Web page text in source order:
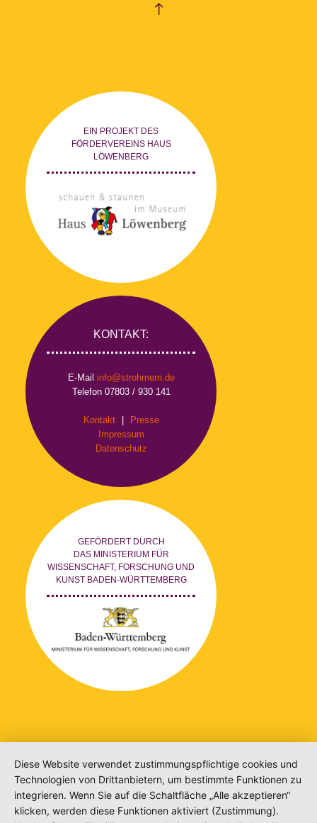
EIN PROJEKT DES
FÖRDERVEREINS HAUS
LÖWENBERG
KONTAKT:
E-Mail info@strohmern.de
Telefon 07803 / 930 141
Kontakt
Presse
Impressum
Datenschutz
GEFÖRDERT DURCH
DAS MINISTERIUM FÜR
WISSENSCHAFT, FORSCHUNG UND
KUNST BADEN-WÜRTTEMBERG
Diese Website verwendet zustimmungspflichtige cookies und
Technologien von Drittanbietern, um bestimmte Funktionen zu
integrieren. Wenn Sie auf die Schaltfläche „Alle akzeptieren“
klicken, werden diese Funktionen aktiviert (Zustimmung).